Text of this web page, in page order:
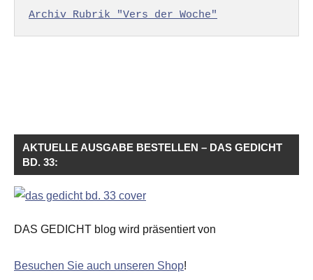
Archiv Rubrik "Vers der Woche"
AKTUELLE AUSGABE BESTELLEN – DAS GEDICHT
BD. 33:
DAS GEDICHT blog wird präsentiert von
Besuchen Sie auch unseren Shop!